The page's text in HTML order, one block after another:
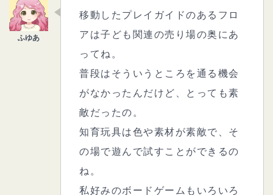
移動したプレイガイドのあるフロ
アは子ども関連の売り場の奥にあ
ってね。
普段はそういうところを通る機会
がなかったんだけど、とっても素
敵だったの。
知育玩具は色や素材が素敵で、そ
の場で遊んで試すことができるの
ね。
私好みのボードゲームもいろいろ